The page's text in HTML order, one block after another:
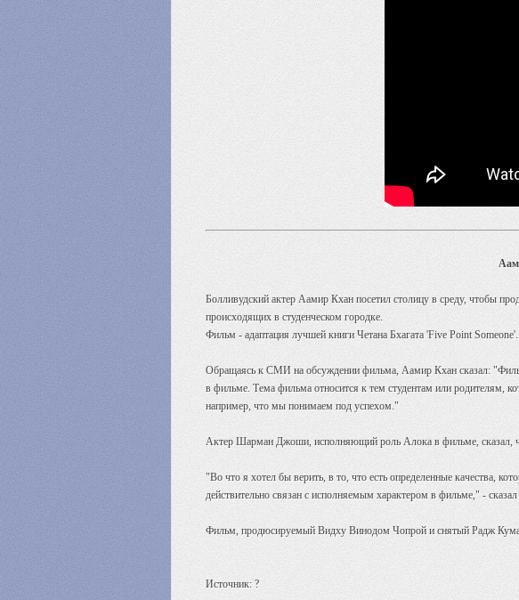
Болливудский актер Аамир Кхан посетил столицу в среду, чтобы
происходящих в студенческом городке.
Фильм - адаптация лучшей книги Четана Бхагата 'Five Point Someone'.
Обращаясь к СМИ на обсуждении фильма, Аамир Кхан сказал: "Фильм
в фильме. Тема фильма относится к тем студентам или родителям,
например, что мы понимаем под успехом."
Актер Шарман Джоши, исполняющий роль Алока в фильме, сказал,
"Во что я хотел бы верить, в то, что есть определенные качества,
действительно связан с исполняемым характером в фильме," -
Фильм, продюсируемый Видху Винодом Чопрой и снятый Радж
Источник: ?